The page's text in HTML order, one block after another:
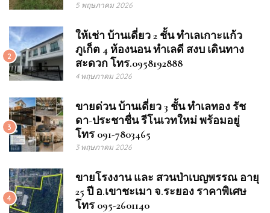
5 พฤษภาคม 2026
2
ให้เช่า บ้านเดี่ยว 2 ชั้น ทำเลเกาะแก้ว
ภูเก็ต 4 ห้องนอน ทำเลดี สงบ เดินทาง
สะดวก โทร.0958192888
4 พฤษภาคม 2026
3
ขายด่วน บ้านเดี่ยว 3 ชั้น ทำเลทอง รัช
ดา-ประชาชื่น รีโนเวทใหม่ พร้อมอยู่
โทร 091-7803465
3 พฤษภาคม 2026
4
ขายโรงงาน และ สวนป่าเบญพรรณ อายุ
25 ปี อ.เขาชะเมา จ.ระยอง ราคาพิเศษ
โทร 095-2601140